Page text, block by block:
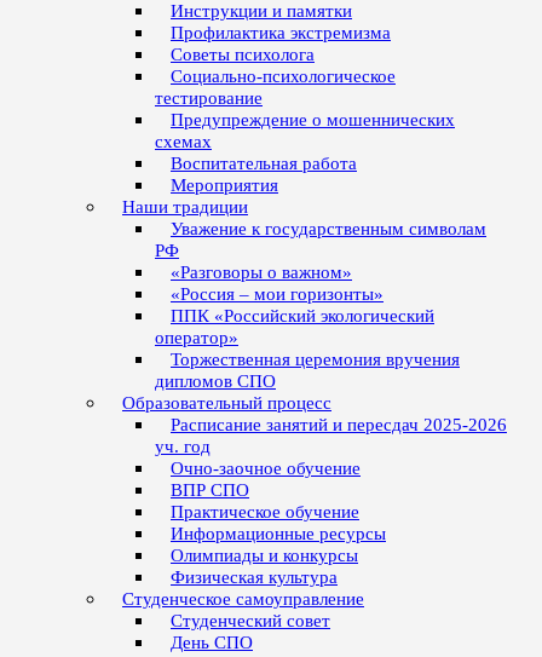
Инструкции и памятки
Профилактика экстремизма
Советы психолога
Социально-психологическое
тестирование
Предупреждение о мошеннических
схемах
Воспитательная работа
Мероприятия
Наши традиции
Уважение к государственным символам
РФ
«Разговоры о важном»
«Россия – мои горизонты»
ППК «Российский экологический
оператор»
Торжественная церемония вручения
дипломов СПО
Образовательный процесс
Расписание занятий и пересдач 2025-2026
уч. год
Очно-заочное обучение
ВПР СПО
Практическое обучение
Информационные ресурсы
Олимпиады и конкурсы
Физическая культура
Студенческое самоуправление
Студенческий совет
День СПО